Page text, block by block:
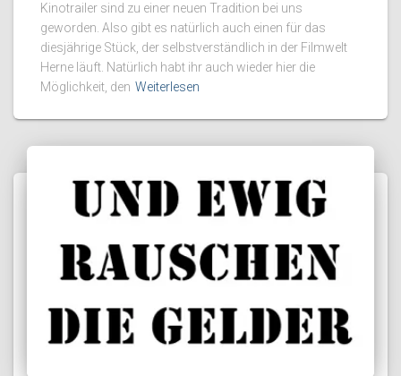
Kinotrailer sind zu einer neuen Tradition bei uns
geworden. Also gibt es natürlich auch einen für das
diesjährige Stück, der selbstverständlich in der Filmwelt
Herne läuft. Natürlich habt ihr auch wieder hier die
Möglichkeit, den Weiterlesen